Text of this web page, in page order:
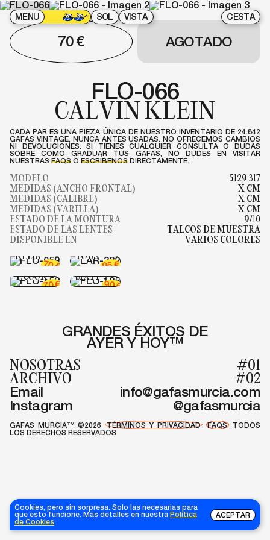
Cookies, pero sin sorpresa. Solo las necesarias para
que esto funcione. Más detalles en nuestra
Política
de Cookies
ACEPTAR
MENU SOL VISTA CESTA
FLO-066
CALVIN KLEIN
CADA PAR ES UNA PIEZA ÚNICA DE NUESTRO INVENTARIO DE 24.842
GAFAS VINTAGE, NUNCA ANTES USADAS. NO OFRECEMOS CAMBIOS
NI DEVOLUCIONES. SI TIENES CUALQUIER CONSULTA O DUDAS
SOBRE CÓMO GRADUAR TUS GAFAS, NO DUDES EN VISITAR
NUESTRAS FAQS O ESCRÍBENOS DIRECTAMENTE.
MODELO
5129 317
MEDIDAS (ANCHO FRONTAL)
X CM
MEDIDAS (CALIBRE)
X CM
MEDIDAS (VARILLA)
X CM
ESTADO DE LA MONTURA
9/10
ESTADO DE LAS LENTES
TALCOS DE MUESTRA
DISPONIBLE EN
VARIOS COLORES
70€ AGOTADO
FLO-059
KLEIN
70€
TOUS
95€
FLO-158
T.COOK
70€
FLO-185
MISS
SIXTY
90€
GRANDES ÉXITOS DE
AYER Y HOY™
NOSOTRAS
#01
ARCHIVO
#02
Email
info@gafasmurcia.com
Instagram
@gafasmurcia
GAFAS MURCIA™ ©2026 TÉRMINOS Y PRIVACIDAD FAQS TODOS
LOS DERECHOS RESERVADOS